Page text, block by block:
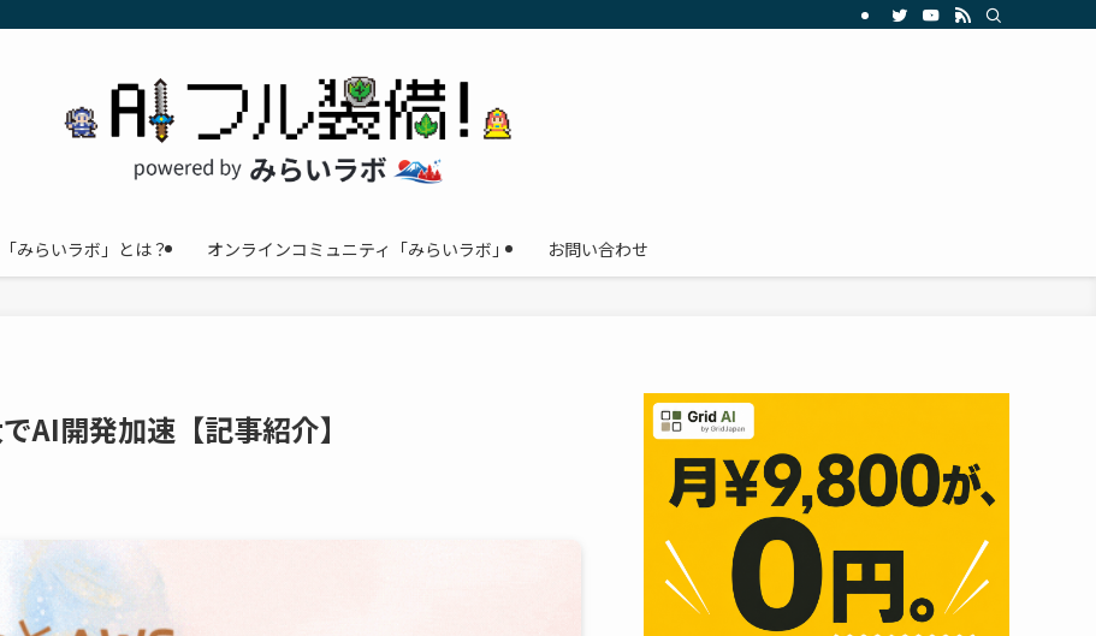
「みらいラボ」とは？ オンラインコミュニティ「みらいラボ」 お問い合わせ
開発加速【記事紹介】